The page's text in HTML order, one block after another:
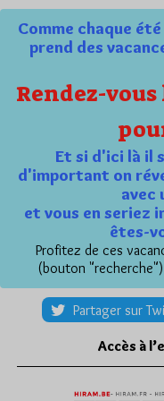
Comme chaque
prend des
Rendez-
Et si d'ici là il
d'important on
avec
et vous en seriez
êtes-
Profitez de ces
(bouton
Partager sur
Accès à